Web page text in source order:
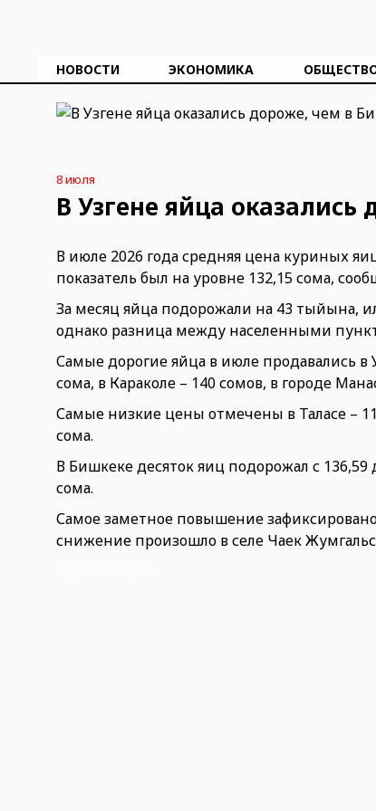
НОВОСТИ ЭКОНОМИКА
8 июля
В Узгене яйца
В июле 2026 года средняя цена куриных
показатель был на уровне 132,15 сома,
За месяц яйца подорожали на 43 тыйына,
однако разница между населенными
Самые дорогие яйца в июле продавались в
сома, в Караколе – 140 сомов, в городе
Самые низкие цены отмечены в Таласе –
сома.
В Бишкеке десяток яиц подорожал с
сома.
Самое заметное повышение
снижение произошло в селе Чаек